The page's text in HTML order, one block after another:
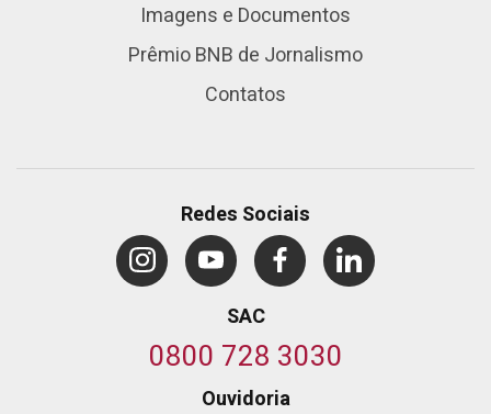
Imagens e Documentos
Prêmio BNB de Jornalismo
Contatos
Redes Sociais
SAC
0800 728 3030
Ouvidoria